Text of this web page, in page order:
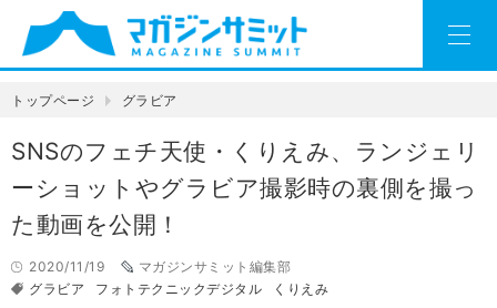
トップページ グラビア
SNSのフェチ天使・くりえみ、ランジェリ
ーショットやグラビア撮影時の裏側を撮っ
た動画を公開！
2020/11/19
マガジンサミット編集部
グラビア
フォトテクニックデジタル くりえみ